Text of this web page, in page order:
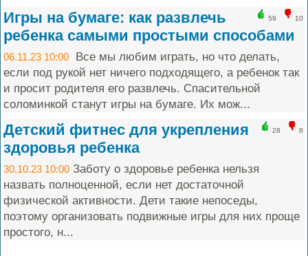
59 10
Игры на бумаге: как развлечь
ребенка самыми простыми способами
06.11.23 10:00 Все мы любим играть, но что делать,
если под рукой нет ничего подходящего, а ребенок так
и просит родителя его развлечь. Спасительной
соломинкой станут игры на бумаге. Их мож...
28 8
Детский фитнес для укрепления
здоровья ребенка
30.10.23 10:00 Заботу о здоровье ребенка нельзя
назвать полноценной, если нет достаточной
физической активности. Дети такие непоседы,
поэтому организовать подвижные игры для них проще
простого, н...